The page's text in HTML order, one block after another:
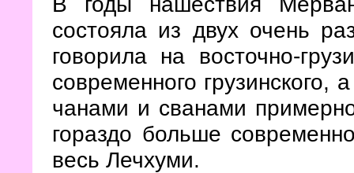
состояла из двух очень
говорила на восточно-
современного грузинского,
чанами и сванами
гораздо больше
весь Лечхуми.